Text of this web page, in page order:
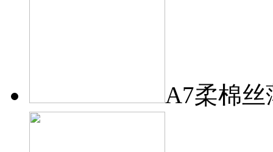
A7柔棉丝